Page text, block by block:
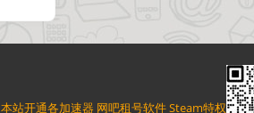
本站开通各加速器 网吧租号软件 Steam特权